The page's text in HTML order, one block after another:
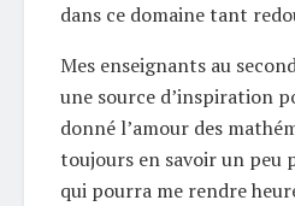
dans ce domaine tant
Mes enseignants au
une source d’inspiration
donné l’amour des
toujours en savoir un peu
qui pourra me rendre